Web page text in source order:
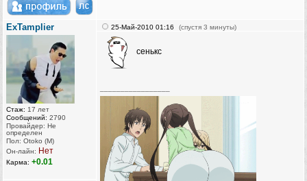
ExTamplier
Стаж: 17 лет
Сообщений: 2790
Провайдер: Не
определен
Пол: Otoko (M)
Он-лайн: Нет
Карма: +0.01
25-Май-2010 01:16 (спустя 3 минуты)
сенькс